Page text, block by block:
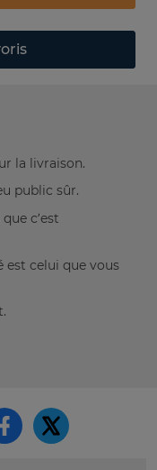
la livraison.
public sûr.
c’est
est celui que vous